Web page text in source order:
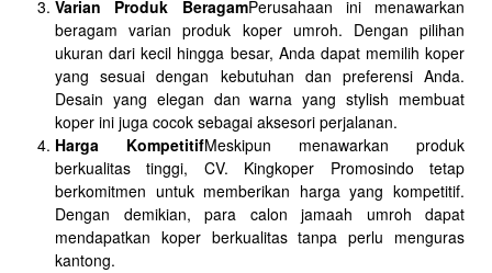
Varian Produk BeragamPerusahaan ini menawarkan
beragam varian produk koper umroh. Dengan pilihan
ukuran dari kecil hingga besar, Anda dapat memilih koper
yang sesuai dengan kebutuhan dan preferensi Anda.
Desain yang elegan dan warna yang stylish membuat
koper ini juga cocok sebagai aksesori perjalanan.
Harga KompetitifMeskipun menawarkan produk
berkualitas tinggi, CV. Kingkoper Promosindo tetap
berkomitmen untuk memberikan harga yang kompetitif.
Dengan demikian, para calon jamaah umroh dapat
mendapatkan koper berkualitas tanpa perlu menguras
kantong.